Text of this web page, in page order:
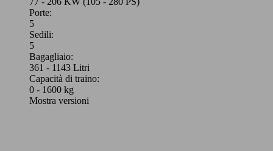
Porte:
5
Sedili:
5
Bagagliaio:
361 - 1143 Litri
Capacità di traino:
0 - 1600 kg
Mostra versioni